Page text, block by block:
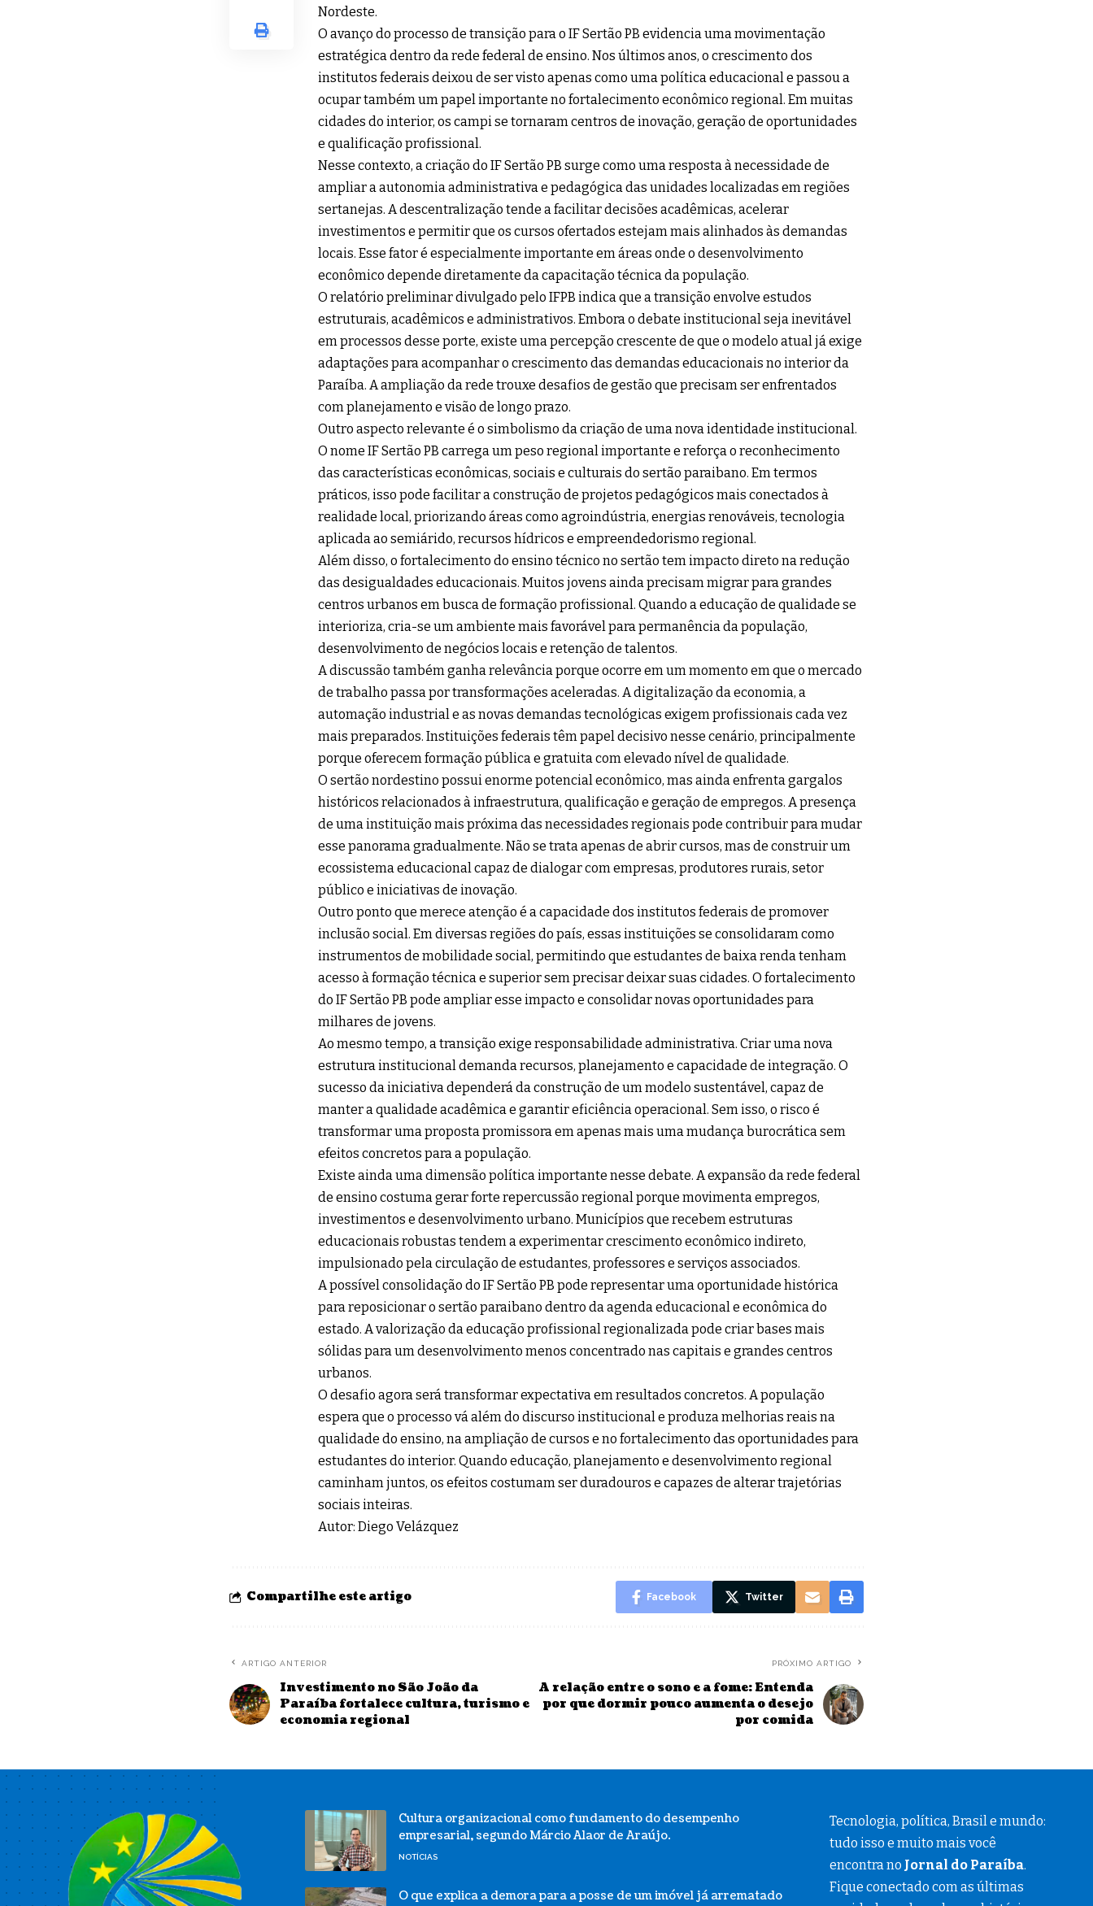
Nordeste.
O avanço do processo de transição para o IF Sertão PB evidencia uma movimentação
estratégica dentro da rede federal de ensino. Nos últimos anos, o crescimento dos
institutos federais deixou de ser visto apenas como uma política educacional e passou a
ocupar também um papel importante no fortalecimento econômico regional. Em muitas
cidades do interior, os campi se tornaram centros de inovação, geração de oportunidades
e qualificação profissional.
Nesse contexto, a criação do IF Sertão PB surge como uma resposta à necessidade de
ampliar a autonomia administrativa e pedagógica das unidades localizadas em regiões
sertanejas. A descentralização tende a facilitar decisões acadêmicas, acelerar
investimentos e permitir que os cursos ofertados estejam mais alinhados às demandas
locais. Esse fator é especialmente importante em áreas onde o desenvolvimento
econômico depende diretamente da capacitação técnica da população.
O relatório preliminar divulgado pelo IFPB indica que a transição envolve estudos
estruturais, acadêmicos e administrativos. Embora o debate institucional seja inevitável
em processos desse porte, existe uma percepção crescente de que o modelo atual já exige
adaptações para acompanhar o crescimento das demandas educacionais no interior da
Paraíba. A ampliação da rede trouxe desafios de gestão que precisam ser enfrentados
com planejamento e visão de longo prazo.
Outro aspecto relevante é o simbolismo da criação de uma nova identidade institucional.
O nome IF Sertão PB carrega um peso regional importante e reforça o reconhecimento
das características econômicas, sociais e culturais do sertão paraibano. Em termos
práticos, isso pode facilitar a construção de projetos pedagógicos mais conectados à
realidade local, priorizando áreas como agroindústria, energias renováveis, tecnologia
aplicada ao semiárido, recursos hídricos e empreendedorismo regional.
Além disso, o fortalecimento do ensino técnico no sertão tem impacto direto na redução
das desigualdades educacionais. Muitos jovens ainda precisam migrar para grandes
centros urbanos em busca de formação profissional. Quando a educação de qualidade se
interioriza, cria-se um ambiente mais favorável para permanência da população,
desenvolvimento de negócios locais e retenção de talentos.
A discussão também ganha relevância porque ocorre em um momento em que o mercado
de trabalho passa por transformações aceleradas. A digitalização da economia, a
automação industrial e as novas demandas tecnológicas exigem profissionais cada vez
mais preparados. Instituições federais têm papel decisivo nesse cenário, principalmente
porque oferecem formação pública e gratuita com elevado nível de qualidade.
O sertão nordestino possui enorme potencial econômico, mas ainda enfrenta gargalos
históricos relacionados à infraestrutura, qualificação e geração de empregos. A presença
de uma instituição mais próxima das necessidades regionais pode contribuir para mudar
esse panorama gradualmente. Não se trata apenas de abrir cursos, mas de construir um
ecossistema educacional capaz de dialogar com empresas, produtores rurais, setor
público e iniciativas de inovação.
Outro ponto que merece atenção é a capacidade dos institutos federais de promover
inclusão social. Em diversas regiões do país, essas instituições se consolidaram como
instrumentos de mobilidade social, permitindo que estudantes de baixa renda tenham
acesso à formação técnica e superior sem precisar deixar suas cidades. O fortalecimento
do IF Sertão PB pode ampliar esse impacto e consolidar novas oportunidades para
milhares de jovens.
Ao mesmo tempo, a transição exige responsabilidade administrativa. Criar uma nova
estrutura institucional demanda recursos, planejamento e capacidade de integração. O
sucesso da iniciativa dependerá da construção de um modelo sustentável, capaz de
manter a qualidade acadêmica e garantir eficiência operacional. Sem isso, o risco é
transformar uma proposta promissora em apenas mais uma mudança burocrática sem
efeitos concretos para a população.
Existe ainda uma dimensão política importante nesse debate. A expansão da rede federal
de ensino costuma gerar forte repercussão regional porque movimenta empregos,
investimentos e desenvolvimento urbano. Municípios que recebem estruturas
educacionais robustas tendem a experimentar crescimento econômico indireto,
impulsionado pela circulação de estudantes, professores e serviços associados.
A possível consolidação do IF Sertão PB pode representar uma oportunidade histórica
para reposicionar o sertão paraibano dentro da agenda educacional e econômica do
estado. A valorização da educação profissional regionalizada pode criar bases mais
sólidas para um desenvolvimento menos concentrado nas capitais e grandes centros
urbanos.
O desafio agora será transformar expectativa em resultados concretos. A população
espera que o processo vá além do discurso institucional e produza melhorias reais na
qualidade do ensino, na ampliação de cursos e no fortalecimento das oportunidades para
estudantes do interior. Quando educação, planejamento e desenvolvimento regional
caminham juntos, os efeitos costumam ser duradouros e capazes de alterar trajetórias
sociais inteiras.
Autor: Diego Velázquez
Compartilhe este artigo Facebook Twitter
ARTIGO ANTERIOR
Investimento no São João da
Paraíba fortalece cultura, turismo e
economia regional
PRÓXIMO ARTIGO
A relação entre o sono e a fome: Entenda
por que dormir pouco aumenta o desejo
por comida
Cultura organizacional como fundamento do desempenho
empresarial, segundo Márcio Alaor de Araújo.
NOTÍCIAS
O que explica a demora para a posse de um imóvel já arrematado
Tecnologia, política, Brasil e mundo:
tudo isso e muito mais você
encontra no Jornal do Paraíba.
Fique conectado com as últimas